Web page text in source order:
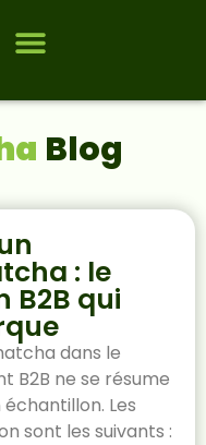
Blog
: le
B2B qui
dans le
B2B ne se résume
Les
sont les suivants :